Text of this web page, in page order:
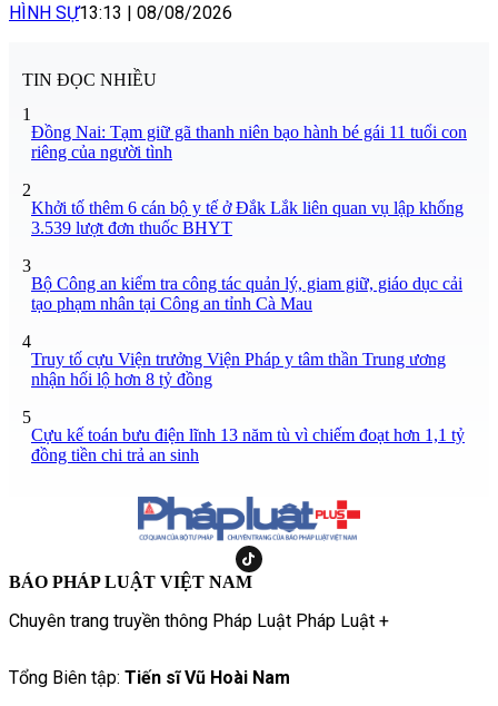
HÌNH SỰ13:13 | 08/08/2026
TIN ĐỌC NHIỀU
1
Đồng Nai: Tạm giữ gã thanh niên bạo hành bé gái 11 tuổi con
riêng của người tình
2
Khởi tố thêm 6 cán bộ y tế ở Đắk Lắk liên quan vụ lập khống
3.539 lượt đơn thuốc BHYT
3
Bộ Công an kiểm tra công tác quản lý, giam giữ, giáo dục cải
tạo phạm nhân tại Công an tỉnh Cà Mau
4
Truy tố cựu Viện trưởng Viện Pháp y tâm thần Trung ương
nhận hối lộ hơn 8 tỷ đồng
5
Cựu kế toán bưu điện lĩnh 13 năm tù vì chiếm đoạt hơn 1,1 tỷ
đồng tiền chi trả an sinh
BÁO PHÁP LUẬT VIỆT NAM
Chuyên trang truyền thông Pháp Luật Pháp Luật +
Tổng Biên tập: Tiến sĩ Vũ Hoài Nam